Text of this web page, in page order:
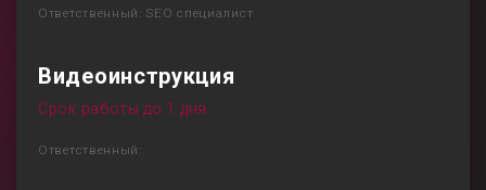
Ответственный: SEO специалист
Видеоинструкция
Срок работы до 1 дня
Ответственный: